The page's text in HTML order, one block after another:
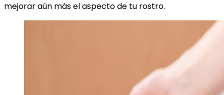
mejorar aún más el aspecto de tu rostro.